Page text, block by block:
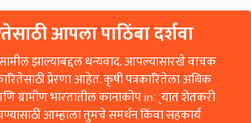
आपला पाठिंबा दर्शवा
झाल्याबद्दल धन्यवाद. आपल्यासारखे वाचक
प्रेरणा आहेत. कृषी पत्रकारितेला अधिक
ग्रामीण भारतातील कानाकोप in्यात शेतकरी
आम्हाला तुमचे समर्थन किंवा सहकार्य